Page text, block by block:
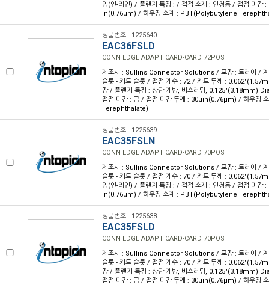
잉(인-라인) / 플랜지 특징 : / 접점 소재 : 인청동 / 접점 마감
in(0.76µm) / 하우징 소재 : PBT(Polybutylene
상품번호 : 1225640
EAC36FSLD
CONN EDGE ADAPT CARD-CARD 72POS
제조사 : Sullins Connector Solutions / 포장 : 트레이 / 계
슬롯 - 카드 슬롯 / 접점 개수 : 72 / 카드 두께 :
장 / 플랜지 특징 : 상단 개방, 비스레딩, 0.125"(3.18mm)
접점 마감 : 금 / 접점 마감 두께 : 30µin(0.76µm) / 하우징
Terephthalate)
상품번호 : 1225639
EAC35FSLN
CONN EDGE ADAPT CARD-CARD 70POS
제조사 : Sullins Connector Solutions / 포장 : 트레이 / 계
슬롯 - 카드 슬롯 / 접점 개수 : 70 / 카드 두께 :
잉(인-라인) / 플랜지 특징 : / 접점 소재 : 인청동 / 접점 마감
in(0.76µm) / 하우징 소재 : PBT(Polybutylene
상품번호 : 1225638
EAC35FSLD
CONN EDGE ADAPT CARD-CARD 70POS
제조사 : Sullins Connector Solutions / 포장 : 트레이 / 계
슬롯 - 카드 슬롯 / 접점 개수 : 70 / 카드 두께 :
장 / 플랜지 특징 : 상단 개방, 비스레딩, 0.125"(3.18mm)
접점 마감 : 금 / 접점 마감 두께 : 30µin(0.76µm) / 하우징